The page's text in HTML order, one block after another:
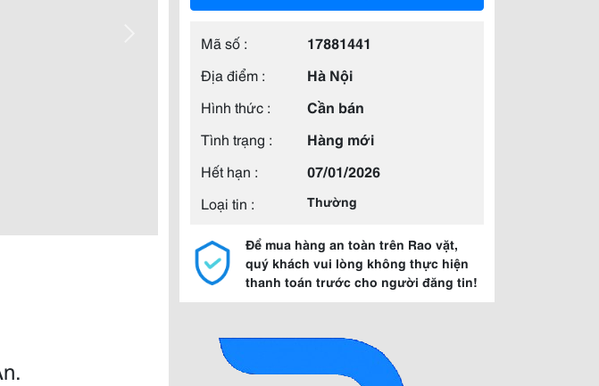
Mã số :
17881441
Địa điểm :
Hà Nội
Hình thức :
Cần bán
Tình trạng :
Hàng mới
Hết hạn :
07/01/2026
Loại tin :
Thường
Để mua hàng an toàn trên Rao vặt,
quý khách vui lòng không thực hiện
thanh toán trước cho người đăng tin!